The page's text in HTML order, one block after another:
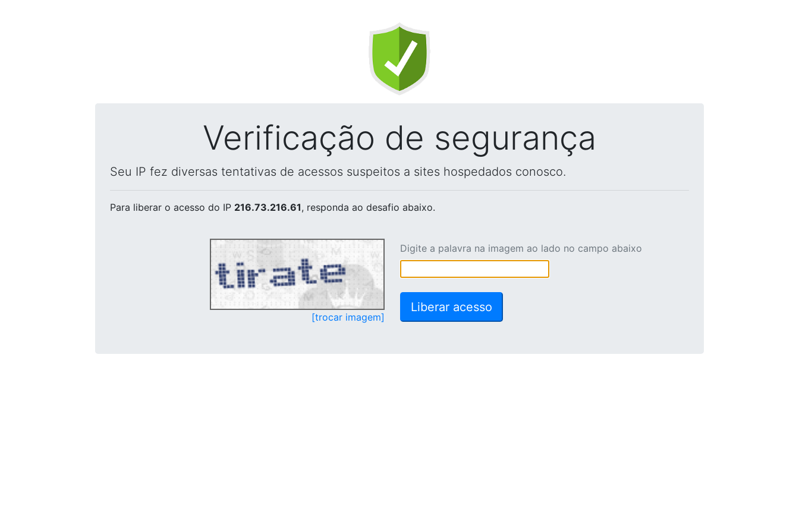
Verificação de segurança
Seu IP fez diversas tentativas de acessos suspeitos a sites hospedados conosco.
Para liberar o acesso do IP 216.73.216.61, responda ao desafio abaixo.
[trocar imagem]
Digite a palavra na imagem ao lado no campo abaixo